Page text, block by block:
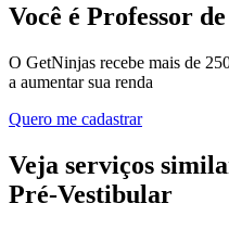
Você é Professor
O GetNinjas recebe mais de
a aumentar sua renda
Quero me cadastrar
Veja serviços
Pré-Vestibular